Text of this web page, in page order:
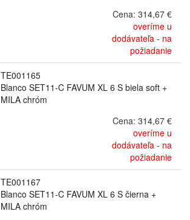
Cena: 314,67 €
overíme u
dodávateľa - na
požiadanie
TE001165
Blanco SET11-C FAVUM XL 6 S biela soft +
MILA chróm
Cena: 314,67 €
overíme u
dodávateľa - na
požiadanie
TE001167
Blanco SET11-C FAVUM XL 6 S čierna +
MILA chróm